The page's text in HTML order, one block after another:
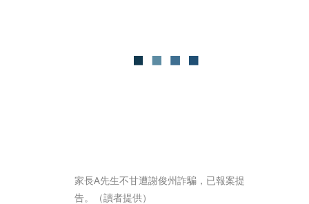
家長A先生不甘遭謝俊州詐騙，已報案提
告。（讀者提供）